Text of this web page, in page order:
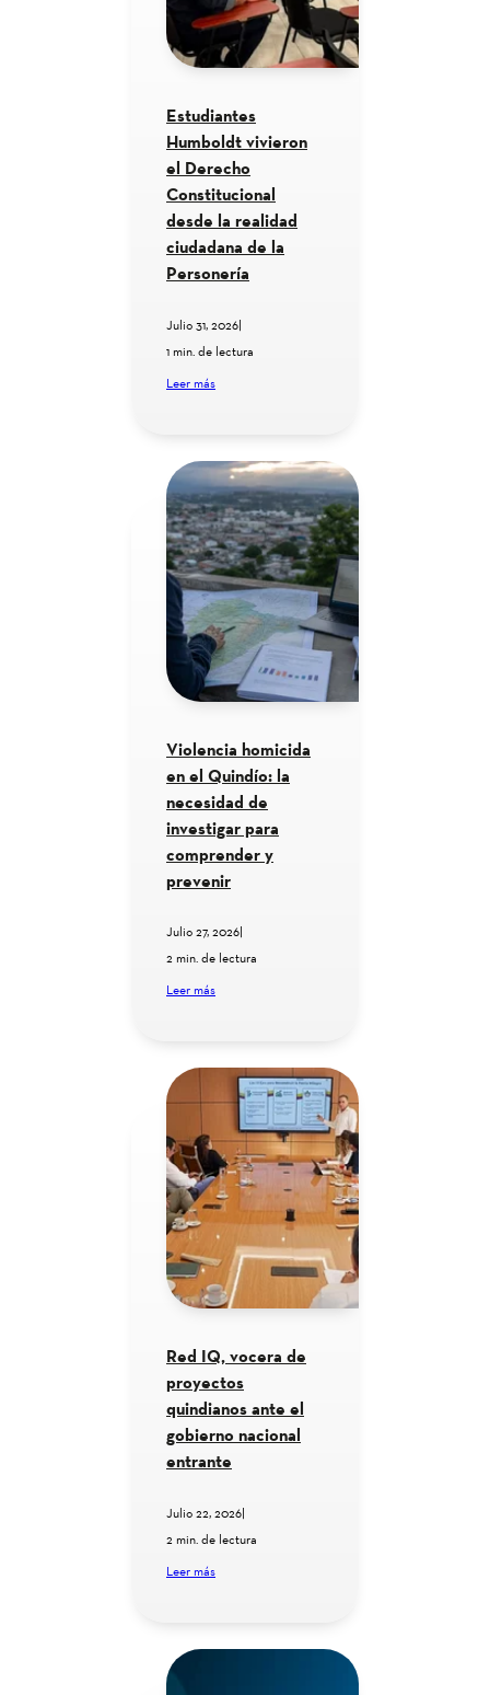
Estudiantes
Humboldt vivieron
el Derecho
Constitucional
desde la realidad
ciudadana de la
Personería
Julio 31, 2026|
1 min. de lectura
Leer más
Violencia homicida
en el Quindío: la
necesidad de
investigar para
comprender y
prevenir
Julio 27, 2026
2 min. de lectura
Leer más
Red IQ, vocera de
proyectos
quindianos ante el
gobierno nacional
entrante
Julio 22, 2026|
2 min. de lectura
Leer más